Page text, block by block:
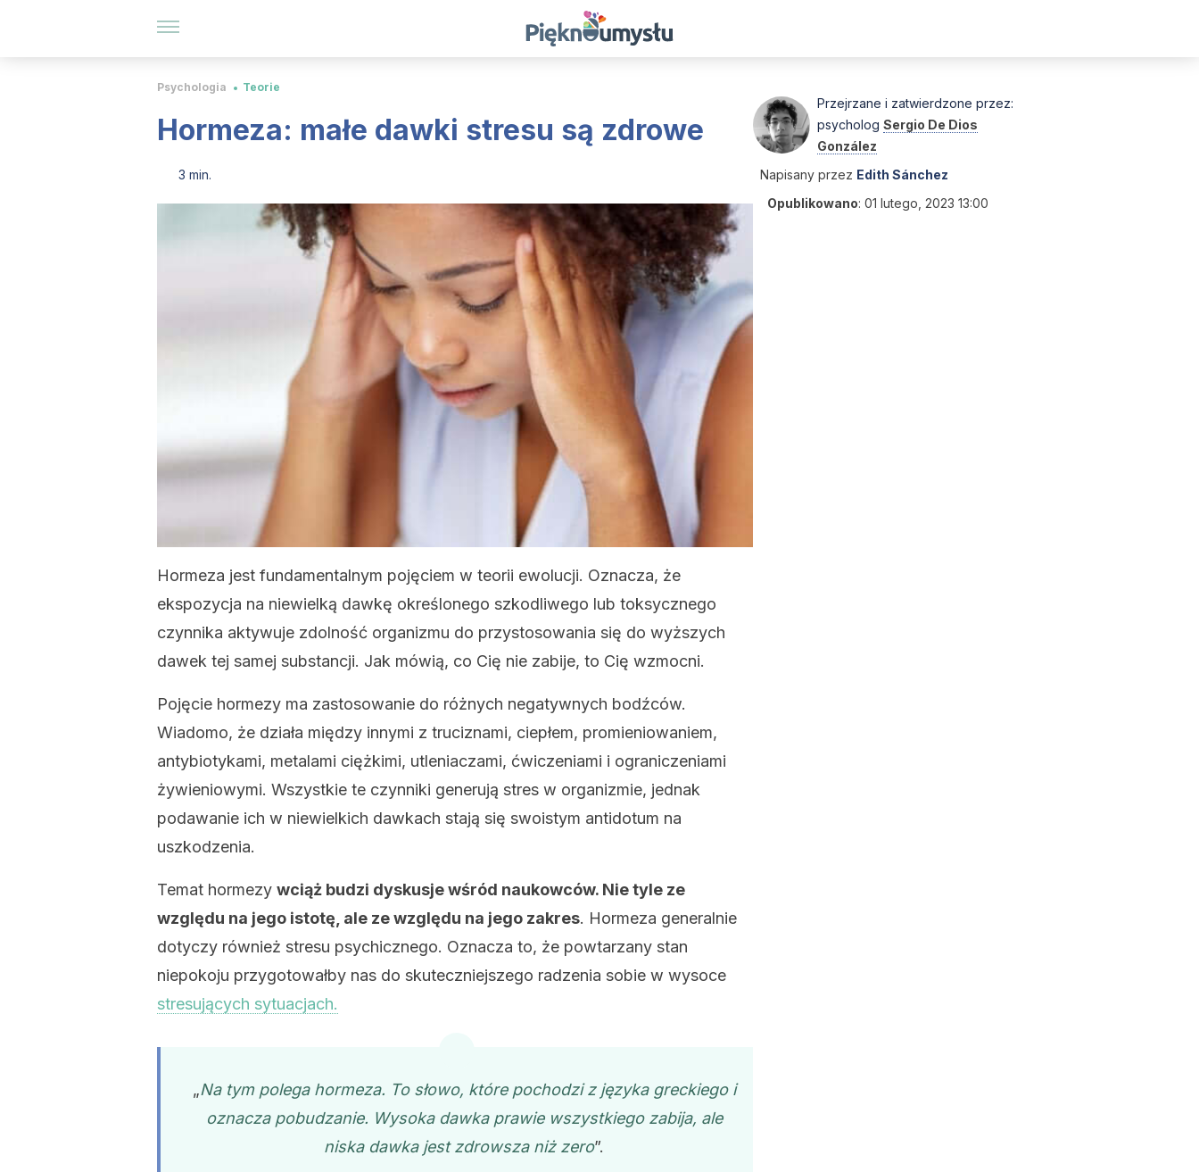
Psychologia Teorie
Hormeza: małe dawki stresu są zdrowe
3 min.
Hormeza jest fundamentalnym pojęciem w teorii ewolucji. Oznacza, że
ekspozycja na niewielką dawkę określonego szkodliwego lub toksycznego
czynnika aktywuje zdolność organizmu do przystosowania się do wyższych
dawek tej samej substancji. Jak mówią, co Cię nie zabije, to Cię wzmocni.
Pojęcie hormezy ma zastosowanie do różnych negatywnych bodźców.
Wiadomo, że działa między innymi z truciznami, ciepłem, promieniowaniem,
antybiotykami, metalami ciężkimi, utleniaczami, ćwiczeniami i ograniczeniami
żywieniowymi. Wszystkie te czynniki generują stres w organizmie, jednak
podawanie ich w niewielkich dawkach stają się swoistym antidotum na
uszkodzenia.
Temat hormezy wciąż budzi dyskusje wśród naukowców. Nie tyle ze
względu na jego istotę, ale ze względu na jego zakres. Hormeza generalnie
dotyczy również stresu psychicznego. Oznacza to, że powtarzany stan
niepokoju przygotowałby nas do skuteczniejszego radzenia sobie w wysoce
stresujących sytuacjach.
„Na tym polega hormeza. To słowo, które pochodzi z języka greckiego i
oznacza pobudzanie. Wysoka dawka prawie wszystkiego zabija, ale
niska dawka jest zdrowsza niż zero”.
Przejrzane i zatwierdzone przez:
psycholog Sergio De Dios
González
Napisany przez Edith Sánchez
Opublikowano: 01 lutego, 2023 13:00